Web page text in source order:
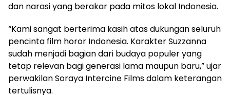
dan narasi yang berakar pada mitos lokal Indonesia.
“Kami sangat berterima kasih atas dukungan seluruh
pencinta film horor Indonesia. Karakter Suzzanna
sudah menjadi bagian dari budaya populer yang
tetap relevan bagi generasi lama maupun baru,” ujar
perwakilan Soraya Intercine Films dalam keterangan
tertulisnya.